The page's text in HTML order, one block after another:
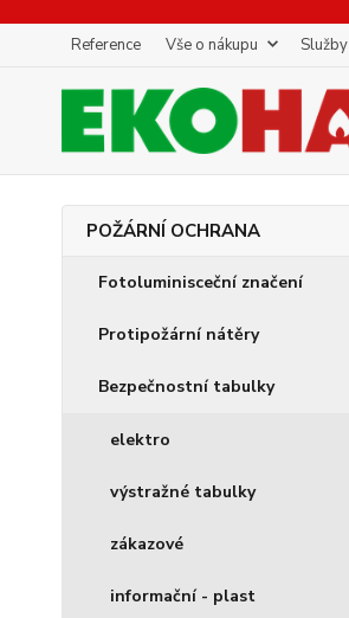
Reference Vše o nákupu Služby
POŽÁRNÍ OCHRANA
Fotoluminisceční značení
Protipožární nátěry
Bezpečnostní tabulky
elektro
výstražné tabulky
zákazové
informační - plast